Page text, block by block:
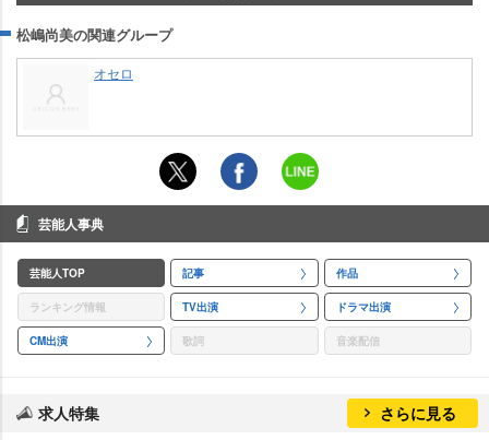
松嶋尚美の関連グループ
オセロ
芸能人事典
芸能人TOP 記事 作品
ランキング情報 TV出演 ドラマ出演
CM出演 歌詞 音楽配信
求人特集 さらに見る